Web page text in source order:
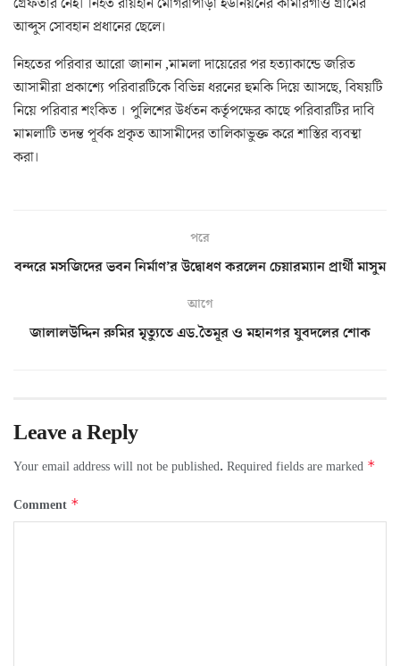
আব্দুস সোবহান প্রধানের ছেলে।
নিহতের পরিবার আরো জানান ,মামলা দায়েরের পর হত্যাকান্ডে জরিত
আসামীরা প্রকাশ্যে পরিবারটিকে বিভিন্ন ধরনের হুমকি দিয়ে আসছে, বিষয়টি
নিয়ে পরিবার শংকিত । পুলিশের উর্ধতন কর্তৃপক্ষের কাছে পরিবারটির দাবি
মামলাটি তদন্ত পূর্বক প্রকৃত আসামীদের তালিকাভুক্ত করে শাস্তির ব্যবস্থা
করা।
পরে
বন্দরে মসজিদের ভবন নির্মাণ’র উদ্বোধণ করলেন চেয়ারম্যান প্রার্থী মাসুম
আগে
জালালউদ্দিন রুমির মৃত্যুতে এড.তৈমূর ও মহানগর যুবদলের শোক
Leave a Reply
Your email address will not be published. Required fields are marked *
Comment *